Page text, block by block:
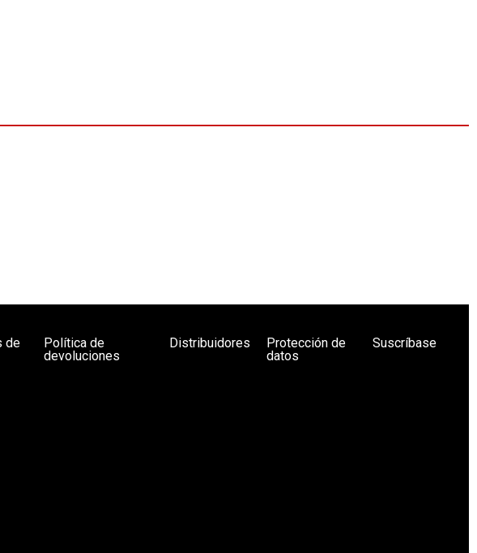
de
Política de
devoluciones
Distribuidores
Protección de
datos
Suscríbase